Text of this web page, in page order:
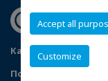
Accept all
Customize
Карта сайта
Политика